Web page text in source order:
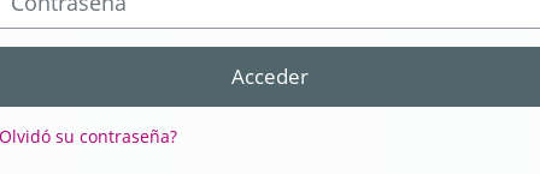
Acceder
su contraseña?